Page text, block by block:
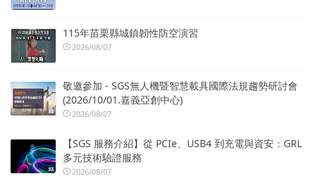
115年苗栗縣城鎮韌性防空演習
2026/08/07
敬邀參加 - SGS無人機暨智慧載具國際法規趨勢研討會
(2026/10/01.嘉義亞創中心)
2026/08/07
【SGS 服務介紹】從 PCIe、USB4 到充電與資安：GRL
多元技術驗證服務
2026/08/07